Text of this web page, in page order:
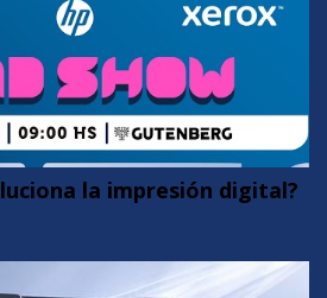
la impresión digital?